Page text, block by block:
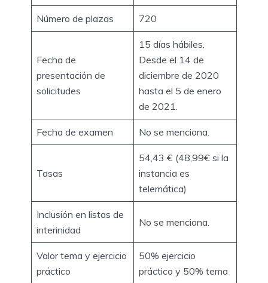
Número de plazas 720
Fecha de
presentación de
solicitudes
15 días hábiles.
Desde el 14 de
diciembre de 2020
hasta el 5 de enero
de 2021.
Fecha de examen No se menciona.
Tasas
54,43 € (48,99€ si la
instancia es
telemática)
Inclusión en listas de
interinidad
No se menciona.
Valor tema y ejercicio
práctico
50% ejercicio
práctico y 50% tema